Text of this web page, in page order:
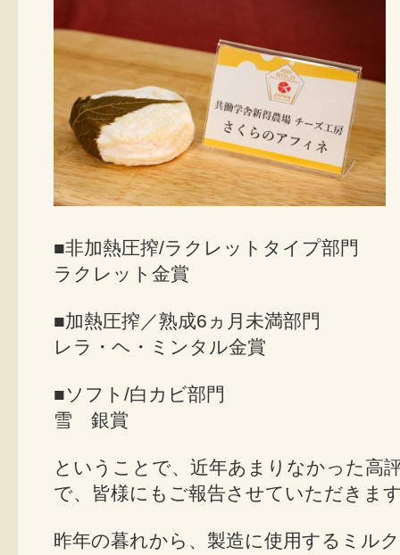
■非加熱圧搾/ラクレットタイプ部門
ラクレット金賞
■加熱圧搾／熟成6ヵ月未満部門
レラ・ヘ・ミンタル金賞
■ソフト/白カビ部門
雪 銀賞
ということで、近年あまりなかった高
で、皆様にもご報告させていただきま
昨年の暮れから、製造に使用するミル